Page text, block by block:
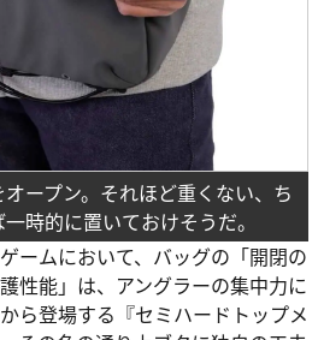
ープン。それほど重くない、ち
時的に置いておけそうだ。
ームにおいて、バッグの「開閉の
性能」は、アングラーの集中力に
ら登場する『セミハードトップメ